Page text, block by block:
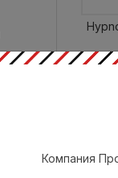
Компания